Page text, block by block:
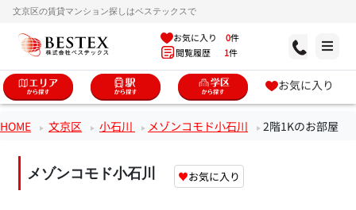
文京区の賃貸マンション探しはベステックスで
お気に入り 0件
閲覧履歴 1件
お気に入り
HOME 文京区 小石川 メゾンコモド小石川 2階1Kのお部屋
メゾンコモド小石川 ♥お気に入り